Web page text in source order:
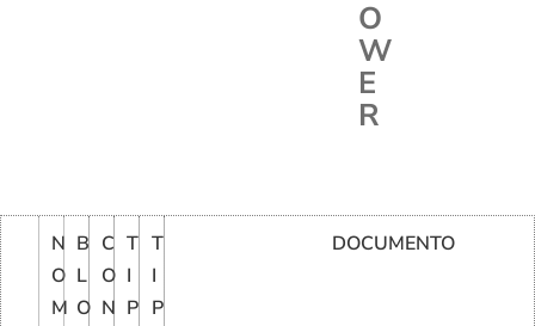
O
W
E
R
N
O
M
B
L
O
C
O
N
T
I
P
T
I
P
DOCUMENTO